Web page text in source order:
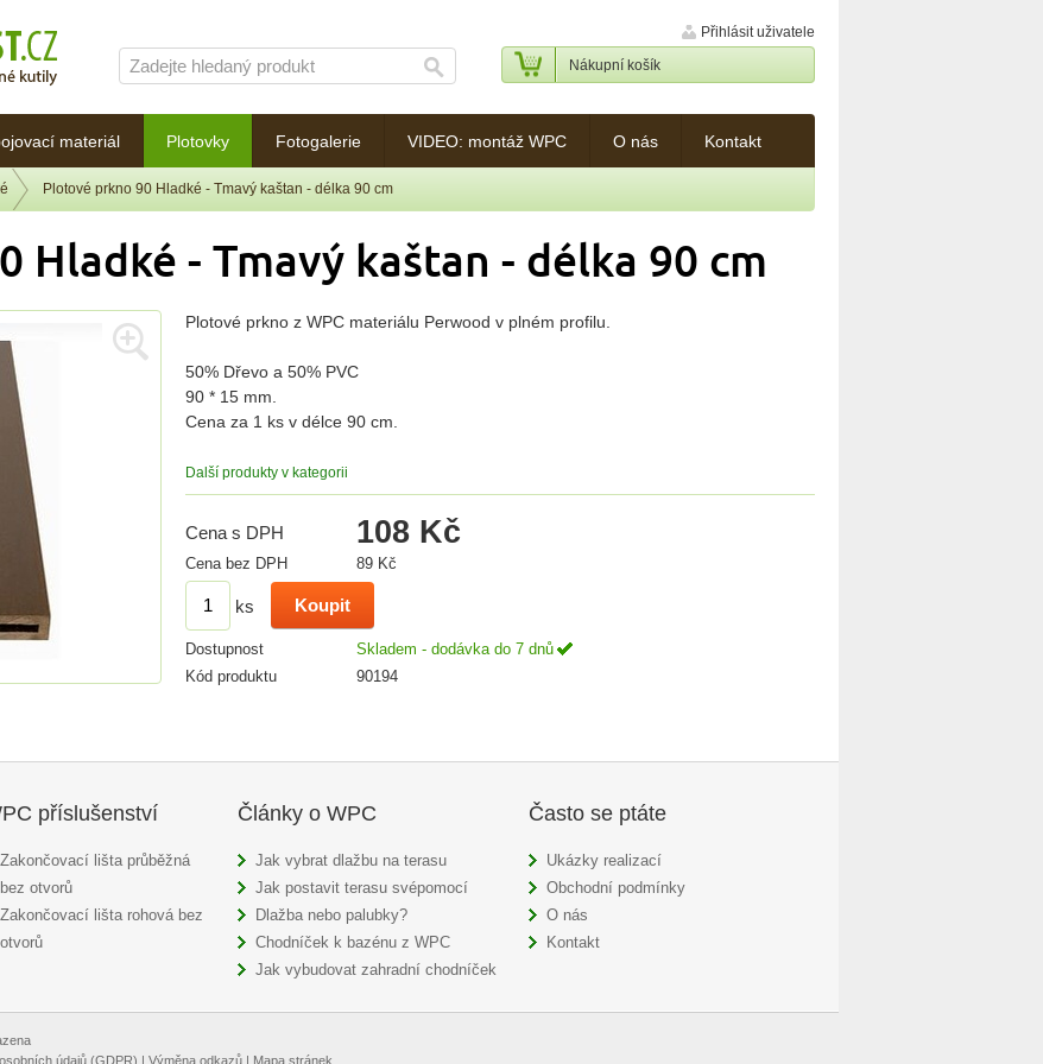
materiál Plotovky Fotogalerie VIDEO: montáž WPC O nás Kontakt
Přihlásit uživatele
Nákupní košík
Plotové prkno 90 Hladké - Tmavý kaštan - délka 90 cm
Hladké - Tmavý kaštan - délka 90 cm
Plotové prkno z WPC materiálu Perwood v plném profilu.
50% Dřevo a 50% PVC
90 * 15 mm.
Cena za 1 ks v délce 90 cm.
Další produkty v kategorii
Cena s DPH 108 Kč
Cena bez DPH 89 Kč
ks
Dostupnost
Skladem - dodávka do 7 dnů
Kód produktu
90194
příslušenství
Zakončovací lišta průběžná
bez otvorů
Zakončovací lišta rohová bez
otvorů
Články o WPC
Jak vybrat dlažbu na terasu
Jak postavit terasu svépomocí
Dlažba nebo palubky?
Chodníček k bazénu z WPC
Jak vybudovat zahradní chodníček
Často se ptáte
Ukázky realizací
Obchodní podmínky
O nás
Kontakt
údajů (GDPR) | Výměna odkazů | Mapa stránek